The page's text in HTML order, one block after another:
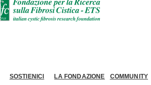
SOSTIENICI LA FONDAZIONE COMMUNITY